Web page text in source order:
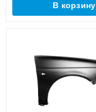
В корзину